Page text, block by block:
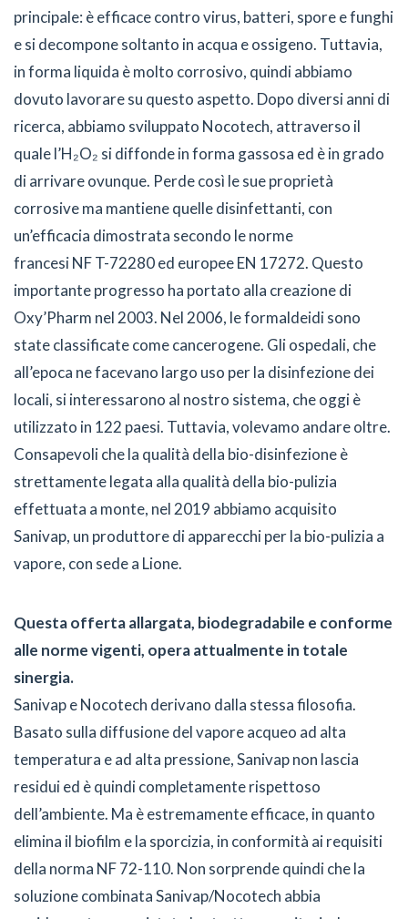
principale: è efficace contro virus, batteri, spore e funghi
e si decompone soltanto in acqua e ossigeno. Tuttavia,
in forma liquida è molto corrosivo, quindi abbiamo
dovuto lavorare su questo aspetto. Dopo diversi anni di
ricerca, abbiamo sviluppato Nocotech, attraverso il
quale l’H₂O₂ si diffonde in forma gassosa ed è in grado
di arrivare ovunque. Perde così le sue proprietà
corrosive ma mantiene quelle disinfettanti, con
un’efficacia dimostrata secondo le norme
francesi NF T-72280 ed europee EN 17272. Questo
importante progresso ha portato alla creazione di
Oxy’Pharm nel 2003. Nel 2006, le formaldeidi sono
state classificate come cancerogene. Gli ospedali, che
all’epoca ne facevano largo uso per la disinfezione dei
locali, si interessarono al nostro sistema, che oggi è
utilizzato in 122 paesi. Tuttavia, volevamo andare oltre.
Consapevoli che la qualità della bio-disinfezione è
strettamente legata alla qualità della bio-pulizia
effettuata a monte, nel 2019 abbiamo acquisito
Sanivap, un produttore di apparecchi per la bio-pulizia a
vapore, con sede a Lione.
Questa offerta allargata, biodegradabile e conforme
alle norme vigenti, opera attualmente in totale
sinergia.
Sanivap e Nocotech derivano dalla stessa filosofia.
Basato sulla diffusione del vapore acqueo ad alta
temperatura e ad alta pressione, Sanivap non lascia
residui ed è quindi completamente rispettoso
dell’ambiente. Ma è estremamente efficace, in quanto
elimina il biofilm e la sporcizia, in conformità ai requisiti
della norma NF 72-110. Non sorprende quindi che la
soluzione combinata Sanivap/Nocotech abbia